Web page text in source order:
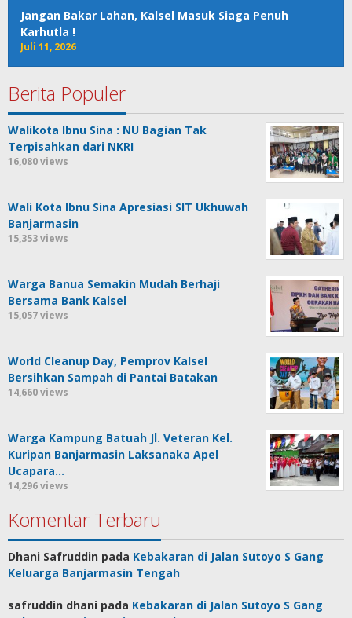
Jangan Bakar Lahan, Kalsel Masuk Siaga Penuh
Karhutla !
Juli 11, 2026
Berita Populer
Walikota Ibnu Sina : NU Bagian Tak
Terpisahkan dari NKRI
16,080 views
Wali Kota Ibnu Sina Apresiasi SIT Ukhuwah
Banjarmasin
15,353 views
Warga Banua Semakin Mudah Berhaji
Bersama Bank Kalsel
15,057 views
World Cleanup Day, Pemprov Kalsel
Bersihkan Sampah di Pantai Batakan
14,660 views
Warga Kampung Batuah Jl. Veteran Kel.
Kuripan Banjarmasin Laksanaka Apel
Ucapara…
14,296 views
Komentar Terbaru
Dhani Safruddin pada Kebakaran di Jalan Sutoyo S Gang
Keluarga Banjarmasin Tengah
safruddin dhani pada Kebakaran di Jalan Sutoyo S Gang